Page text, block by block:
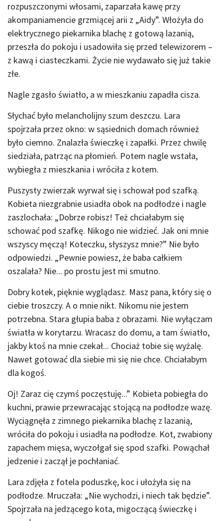
rozpuszczonymi włosami, zaparzała kawę przy
akompaniamencie grzmiącej arii z „Aidy”. Włożyła do
elektrycznego piekarnika blachę z gotową lazanią,
przeszła do pokoju i usadowiła się przed telewizorem –
z kawą i ciasteczkami. Życie nie wydawało się już takie
złe.
Nagle zgasło światło, a w mieszkaniu zapadła cisza.
Słychać było melancholijny szum deszczu. Lara
spojrzała przez okno: w sąsiednich domach również
było ciemno. Znalazła świeczkę i zapałki. Przez chwilę
siedziała, patrząc na płomień. Potem nagle wstała,
wybiegła z mieszkania i wróciła z kotem.
Puszysty zwierzak wyrwał się i schował pod szafką.
Kobieta niezgrabnie usiadła obok na podłodze i nagle
zaszlochała: „Dobrze robisz! Też chciałabym się
schować pod szafkę. Nikogo nie widzieć. Jak oni mnie
wszyscy męczą! Koteczku, słyszysz mnie?” Nie było
odpowiedzi. „Pewnie powiesz, że baba całkiem
oszalała? Nie... po prostu jest mi smutno.
Dobry kotek, pięknie wyglądasz. Masz pana, który się o
ciebie troszczy. A o mnie nikt. Nikomu nie jestem
potrzebna. Stara głupia baba z obrazami. Nie wyłączam
światła w korytarzu. Wracasz do domu, a tam światło,
jakby ktoś na mnie czekał... Chociaż tobie się wyżalę.
Nawet gotować dla siebie mi się nie chce. Chciałabym
dla kogoś.
Oj! Zaraz cię czymś poczęstuję...” Kobieta pobiegła do
kuchni, prawie przewracając stojącą na podłodze wazę.
Wyciągnęła z zimnego piekarnika blachę z lazanią,
wróciła do pokoju i usiadła na podłodze. Kot, zwabiony
zapachem mięsa, wyczołgał się spod szafki. Powąchał
jedzenie i zaczął je pochłaniać.
Lara zdjęła z fotela poduszkę, koc i ułożyła się na
podłodze. Mruczała: „Nie wychodzi, i niech tak będzie”.
Spojrzała na jedzącego kota, migoczącą świeczkę i